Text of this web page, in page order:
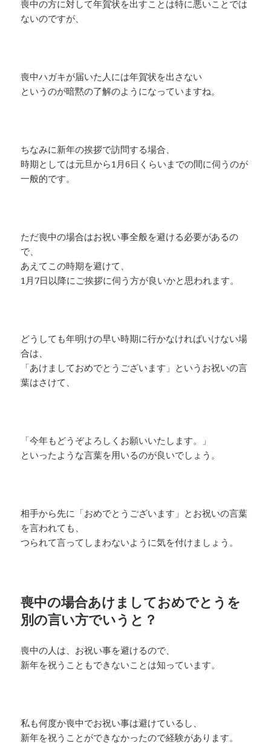
喪中の方に対して年賀状を出すことは特に悪いことでは
ないのですが、
喪中ハガキが届いた人には年賀状を出さない
というのが暗黙の了解のようになっていますね。
ちなみに新年の挨拶で訪問する場合、
時期としては元旦から1月6日くらいまでの間に伺うのが
一般的です。
ただ喪中の場合はお祝い事全般を避ける必要があるの
で、
あえてこの時期を避けて、
1月7日以降にご挨拶に伺う方が良いかと思われます。
どうしても年明けの早い時期に行かなければいけない場
合は、
「あけましておめでとうございます」というお祝いの言
葉はさけて、
「今年もどうぞよろしくお願いいたします。」
といったような言葉を用いるのが良いでしょう。
相手から先に「おめでとうございます」とお祝いの言葉
を言われても、
つられて言ってしまわないように気を付けましょう。
喪中の場合あけましておめでとうを
別の言い方でいうと？
喪中の人は、お祝い事を避けるので、
新年を祝うこともできないことは知っています。
私も何度か喪中でお祝い事は避けているし、
新年を祝うことができなかったので経験があります。